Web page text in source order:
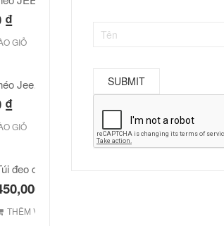
₫
GIỎ
Túi đeo chéo Jeep giá rẻ JR03
₫
GIỎ
đeo chéo JEEP giá rẻ 002
THÊM VÀO GIỎ